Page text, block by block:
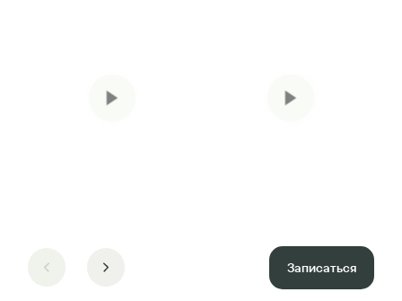
Записаться